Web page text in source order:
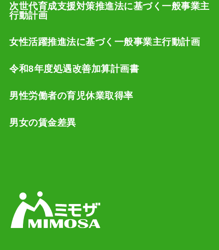
次世代育成支援対策推進法に基づく一般事業主
行動計画
女性活躍推進法に基づく一般事業主行動計画
令和8年度処遇改善加算計画書
男性労働者の育児休業取得率
男女の賃金差異